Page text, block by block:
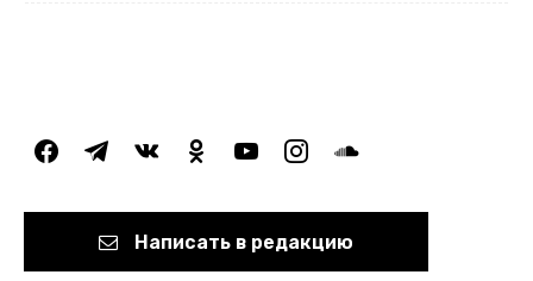
facebooktelegramvkontakteodnoklassniki
youtubeinstagramsoundcloud
Написать в редакцию